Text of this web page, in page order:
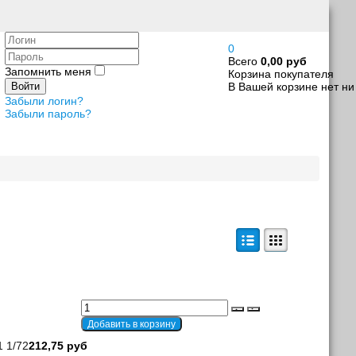
0
Всего 0,00 руб
Корзина покупателя
В Вашей корзине нет ни
Логин
Пароль
Запомнить меня
Войти
Забыли логин?
Забыли пароль?
1/72212,75 руб